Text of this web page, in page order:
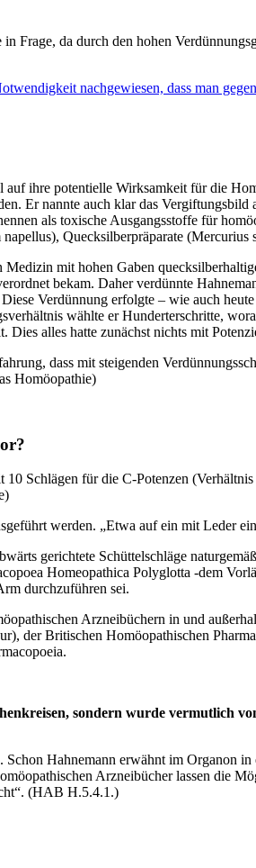
Frage, da durch den hohen
nachgewiesen, dass man
ihre potentielle Wirksamkeit für die
Er nannte auch klar das
als toxische Ausgangsstoffe für
Quecksilberpräparate
mit hohen Gaben
bekam. Daher verdünnte
Verdünnung erfolgte – wie auch
wählte er Hunderterschritte,
alles hatte zunächst nichts mit
dass mit steigenden
Homöopathie)
Schlägen für die C-Potenzen
werden. „Etwa auf ein mit Leder
gerichtete Schüttelschläge
Homeopathica Polyglotta -dem
durchzuführen sei.
Arzneibüchern in und
der Britischen Homöopathischen
sondern wurde vermutlich
Hahnemann erwähnt im Organon
Arzneibücher lassen die
(HAB H.5.4.1.)